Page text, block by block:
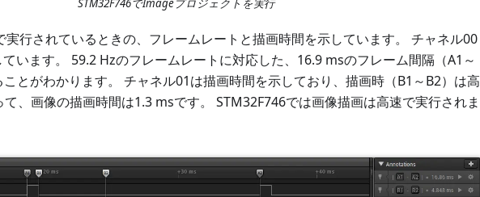
実行されているときの、フレームレートと描画時間を示しています。 チャネル00
ています。 59.2 Hzのフレームレートに対応した、16.9 msのフレーム間隔（A1～
とがわかります。 チャネル01は描画時間を示しており、描画時（B1～B2）は高
て、画像の描画時間は1.3 msです。 STM32F746では画像描画は高速で実行されま